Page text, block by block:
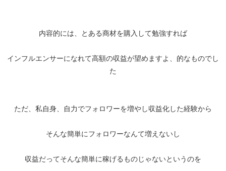
内容的には、とある商材を購入して勉強すれば
インフルエンサーになれて高額の収益が望めますよ、的なものでし
た
ただ、私自身、自力でフォロワーを増やし収益化した経験から
そんな簡単にフォロワーなんて増えないし
収益だってそんな簡単に稼げるものじゃないというのを